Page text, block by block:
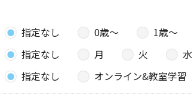
指定なし 0歳〜 1歳〜
指定なし 月 火 水
指定なし オンライン&教室学習